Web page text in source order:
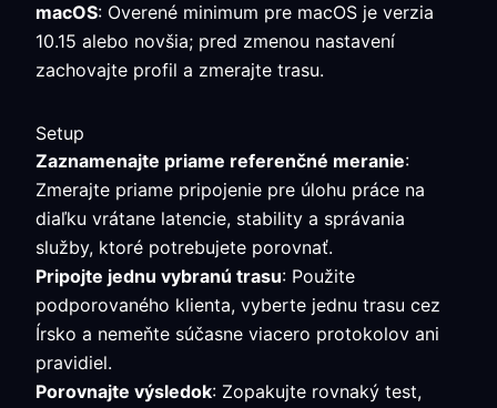
macOS: Overené minimum pre macOS je verzia
10.15 alebo novšia; pred zmenou nastavení
zachovajte profil a zmerajte trasu.
Setup
Zaznamenajte priame referenčné meranie:
Zmerajte priame pripojenie pre úlohu práce na
diaľku vrátane latencie, stability a správania
služby, ktoré potrebujete porovnať.
Pripojte jednu vybranú trasu: Použite
podporovaného klienta, vyberte jednu trasu cez
Írsko a nemeňte súčasne viacero protokolov ani
pravidiel.
Porovnajte výsledok: Zopakujte rovnaký test,